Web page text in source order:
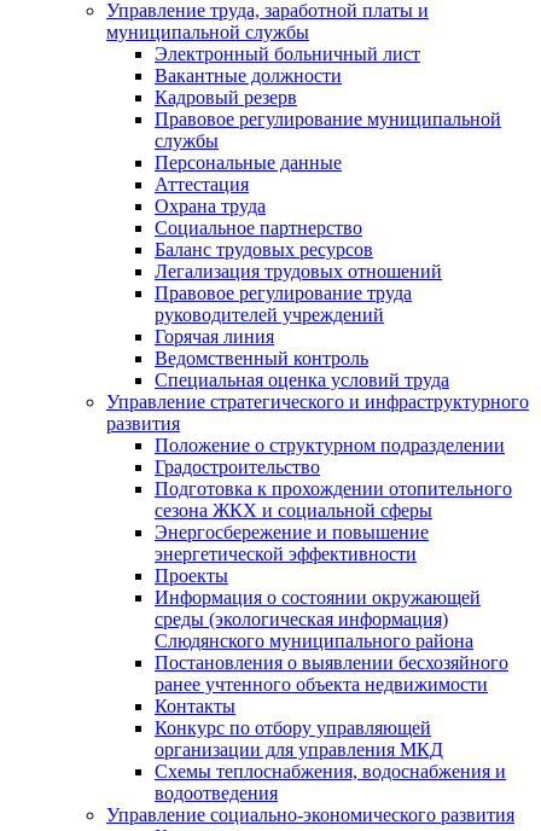
Управление труда, заработной платы и
муниципальной службы
Электронный больничный лист
Вакантные должности
Кадровый резерв
Правовое регулирование муниципальной
службы
Персональные данные
Аттестация
Охрана труда
Социальное партнерство
Баланс трудовых ресурсов
Легализация трудовых отношений
Правовое регулирование труда
руководителей учреждений
Горячая линия
Ведомственный контроль
Специальная оценка условий труда
Управление стратегического и инфраструктурного
развития
Положение о структурном подразделении
Градостроительство
Подготовка к прохождении отопительного
сезона ЖКХ и социальной сферы
Энергосбережение и повышение
энергетической эффективности
Проекты
Информация о состоянии окружающей
среды (экологическая информация)
Слюдянского муниципального района
Постановления о выявлении бесхозяйного
ранее учтенного объекта недвижимости
Контакты
Конкурс по отбору управляющей
организации для управления МКД
Схемы теплоснабжения, водоснабжения и
водоотведения
Управление социально-экономического развития